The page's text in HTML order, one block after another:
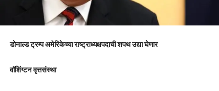
डोनाल्ड ट्रम्प अमेरिकेच्या राष्ट्राध्यक्षपदाची शपथ उद्या घेणार
वॉशिंग्टन वृत्तसंस्था